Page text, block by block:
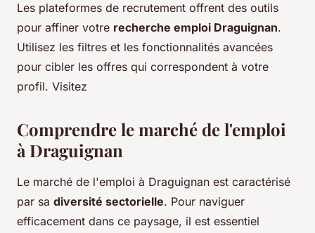
Les plateformes de recrutement offrent des outils
pour affiner votre recherche emploi Draguignan.
Utilisez les filtres et les fonctionnalités avancées
pour cibler les offres qui correspondent à votre
profil. Visitez
Comprendre le marché de l'emploi
à Draguignan
Le marché de l'emploi à Draguignan est caractérisé
par sa diversité sectorielle. Pour naviguer
efficacement dans ce paysage, il est essentiel